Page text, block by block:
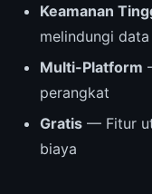
Keamanan
melindungi
Multi-Platform
perangkat
Gratis — Fitur
biaya